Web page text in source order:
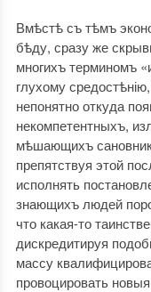
Вмѣстѣ съ тѣмъ
бѣду, сразу же
многихъ терминомъ
глухому
непонятно откуда
некомпетентныхъ,
мѣшающихъ
препятствуя этой
исполнять
знающихъ людей
что какая-то
дискредитируя
массу
провоцировать